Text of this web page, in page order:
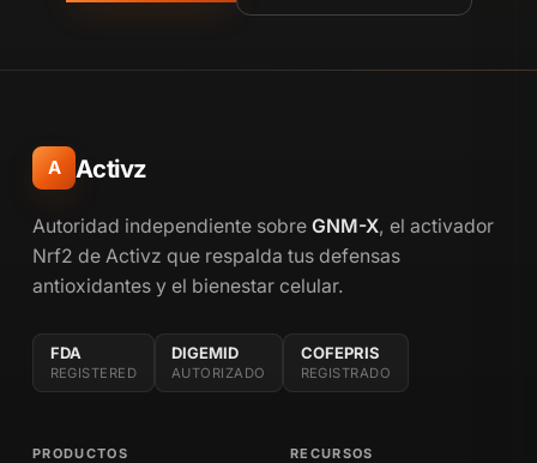
A Activz
Autoridad independiente sobre GNM-X, el activador
Nrf2 de Activz que respalda tus defensas
antioxidantes y el bienestar celular.
FDA
REGISTERED
DIGEMID
AUTORIZADO
COFEPRIS
REGISTRADO
PRODUCTOS RECURSOS